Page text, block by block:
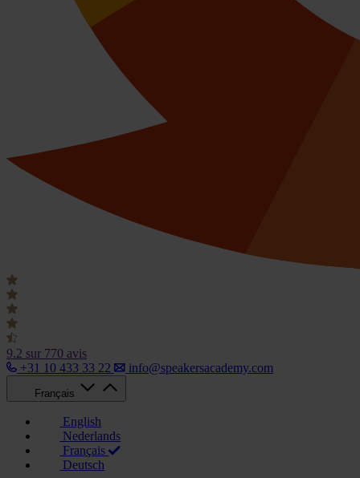
9.2 sur 770 avis
+31 10 433 33 22
info@speakersacademy.com
Français
English
Nederlands
Français
Deutsch